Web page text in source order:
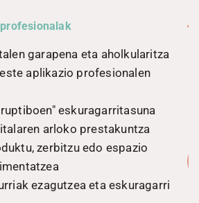
garapena eta aholkularitza
aplikazio profesionalen
eskuragarritasuna
arloko prestakuntza
zerbitzu edo espazio
ezagutzea eta eskuragarri